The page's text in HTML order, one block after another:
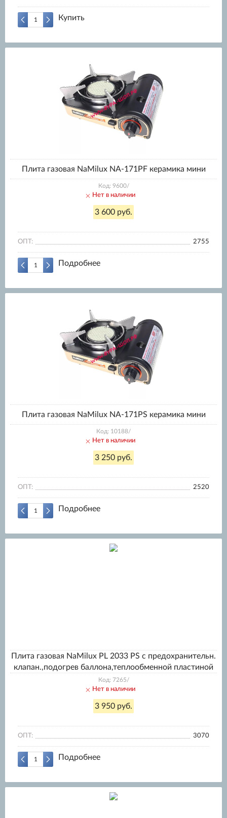
Купить
Плита газовая NaMilux NA-171PF керамика мини
Код: 9600/
Нет в наличии
3 600 руб.
ОПТ: 2755
Подробнее
Плита газовая NaMilux NA-171PS керамика мини
Код: 10188/
Нет в наличии
3 250 руб.
ОПТ: 2520
Подробнее
Плита газовая NaMilux PL 2033 PS с предохранительн.
клапан.,подогрев баллона,теплообменной пластиной
Код: 7265/
Нет в наличии
3 950 руб.
ОПТ: 3070
Подробнее